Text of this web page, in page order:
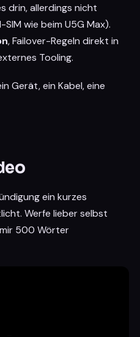
drin, allerdings nicht
wie beim U5G Max).
, Failover-Regeln direkt in
Tooling.
Gerät, ein Kabel, eine
ein kurzes
Werfe lieber selbst
500 Wörter